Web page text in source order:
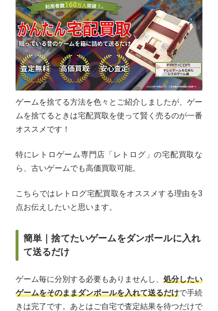
ゲームを捨てる方法を色々とご紹介しましたが、ゲー
ムを捨てるときは宅配買取を使って賢く売るのが一番
オススメです！
特にレトロゲーム専門店「レトログ」の宅配買取な
ら、古いゲームでも高価買取可能。
こちらではレトログ宅配買取をオススメする理由を3
点お伝えしたいと思います。
簡単｜捨てたいゲームをダンボールに入れ
て送るだけ
ゲーム毎に分別する必要もありませんし、 処分したい
ゲームをそのままダンボールを入れて送るだけで手続
きは完了です。あとはご自宅で査定結果を待つだけで